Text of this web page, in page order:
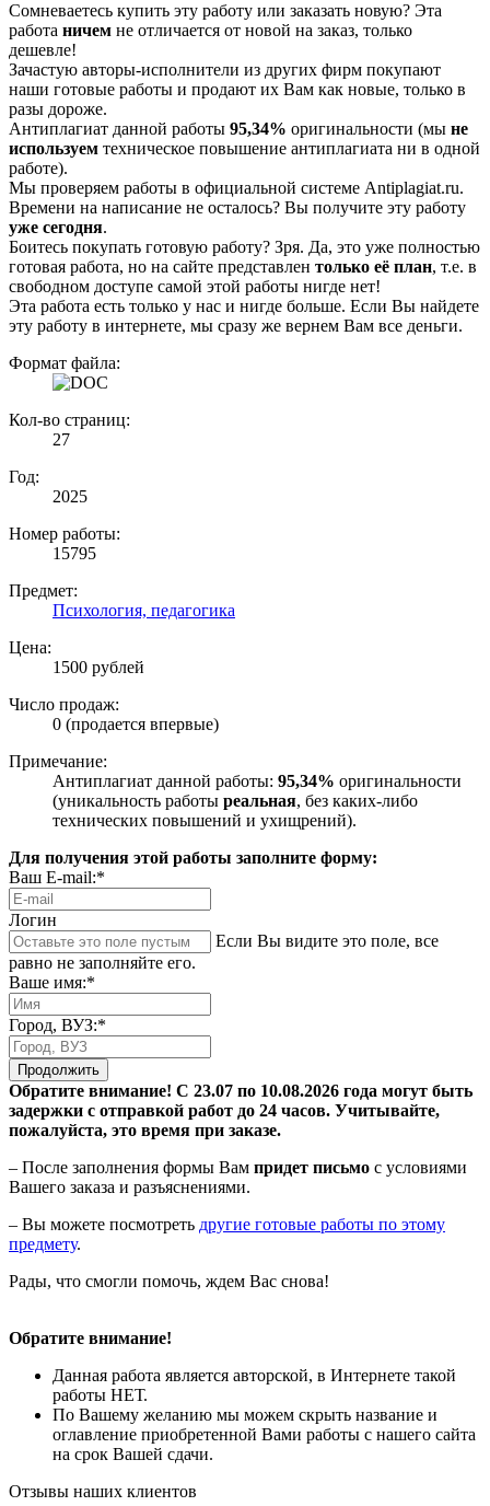
Сомневаетесь купить эту работу или заказать новую? Эта
работа ничем не отличается от новой на заказ, только
дешевле!
Зачастую авторы-исполнители из других фирм покупают
наши готовые работы и продают их Вам как новые, только в
разы дороже.
Антиплагиат данной работы 95,34% оригинальности (мы не
используем техническое повышение антиплагиата ни в одной
работе).
Мы проверяем работы в официальной системе Аntiplagiat.ru.
Времени на написание не осталось? Вы получите эту работу
уже сегодня.
Боитесь покупать готовую работу? Зря. Да, это уже полностью
готовая работа, но на сайте представлен только её план, т.е. в
свободном доступе самой этой работы нигде нет!
Эта работа есть только у нас и нигде больше. Если Вы найдете
эту работу в интернете, мы сразу же вернем Вам все деньги.
Формат файла:
Кол-во страниц:
27
Год:
2025
Номер работы:
15795
Предмет:
Психология, педагогика
Цена:
1500 рублей
Число продаж:
0 (продается впервые)
Примечание:
Антиплагиат данной работы: 95,34% оригинальности
(уникальность работы реальная, без каких-либо
технических повышений и ухищрений).
Для получения этой работы заполните форму:
Ваш E-mail:*
Логин
Если Вы видите это поле, все
равно не заполняйте его.
Ваше имя:*
Город, ВУЗ:*
Продолжить
Обратите внимание! С 23.07 по 10.08.2026 года могут быть
задержки с отправкой работ до 24 часов. Учитывайте,
пожалуйста, это время при заказе.
– После заполнения формы Вам придет письмо с условиями
Вашего заказа и разъяснениями.
– Вы можете посмотреть другие готовые работы по этому
предмету.
Рады, что смогли помочь, ждем Вас снова!
Обратите внимание!
Данная работа является авторской, в Интернете такой
работы НЕТ.
По Вашему желанию мы можем скрыть название и
оглавление приобретенной Вами работы с нашего сайта
на срок Вашей сдачи.
Отзывы наших клиентов